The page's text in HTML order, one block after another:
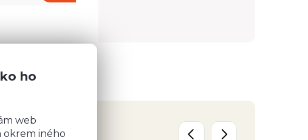
ho
web
okrem iného